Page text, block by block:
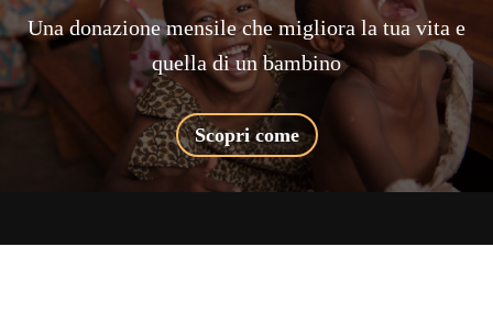
Una donazione mensile che migliora la tua vita e
quella di un bambino
Scopri come